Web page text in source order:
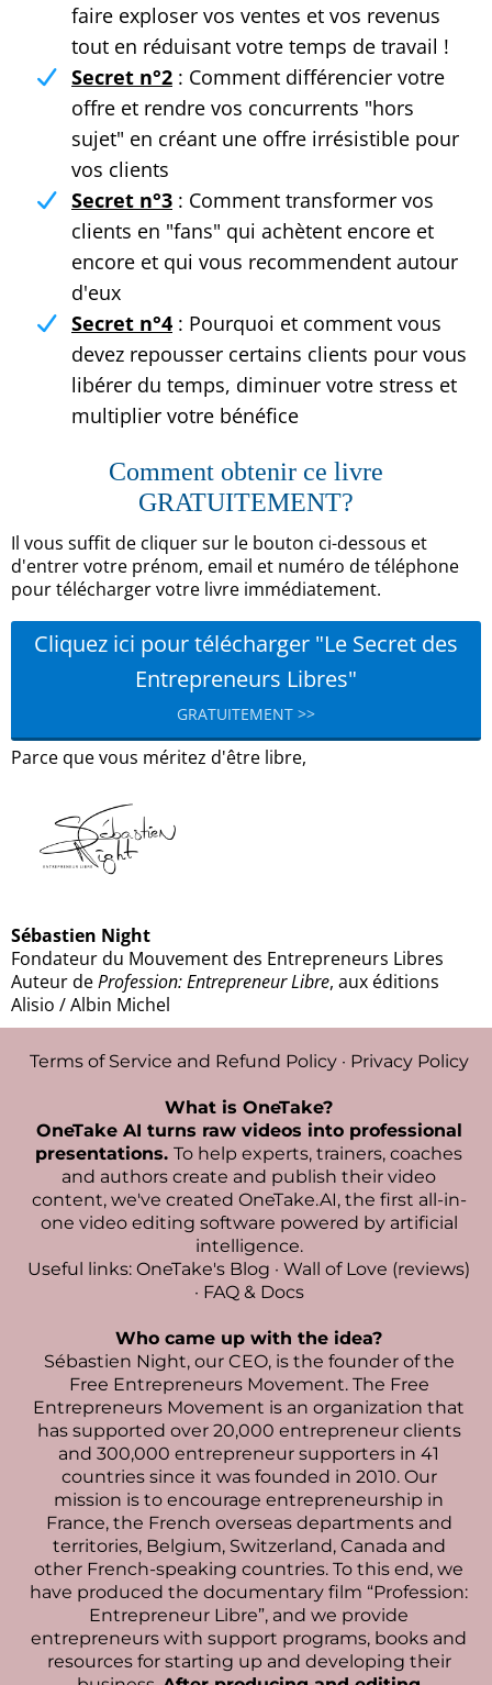
faire exploser vos ventes et vos revenus
tout en réduisant votre temps de travail !
Secret n°2 : Comment différencier votre
offre et rendre vos concurrents "hors
sujet" en créant une offre irrésistible pour
vos clients
Secret n°3 : Comment transformer vos
clients en "fans" qui achètent encore et
encore et qui vous recommendent autour
d'eux
Secret n°4 : Pourquoi et comment vous
devez repousser certains clients pour vous
libérer du temps, diminuer votre stress et
multiplier votre bénéfice
Comment obtenir ce livre
GRATUITEMENT?
Il vous suffit de cliquer sur le bouton ci-dessous et
d'entrer votre prénom, email et numéro de téléphone
pour télécharger votre livre immédiatement.
Cliquez ici pour télécharger "Le Secret des
Entrepreneurs Libres"
GRATUITEMENT >>
Parce que vous méritez d'être libre,
Sébastien Night
Fondateur du Mouvement des Entrepreneurs Libres
Auteur deProfession: Entrepreneur Libre, aux éditions
Alisio / Albin Michel
Terms of Service and Refund Policy· Privacy Policy
What is OneTake?
OneTake AI turns raw videos into professional
presentations. To help experts, trainers, coaches
and authors create and publish their video
content, we've created OneTake.AI, the first all-in-
one video editing software powered by artificial
intelligence.
Useful links: OneTake's Blog · Wall of Love (reviews)
· FAQ & Docs
Who came up with the idea?
Sébastien Night, our CEO, is the founder of the
Free Entrepreneurs Movement. The Free
Entrepreneurs Movement is an organization that
has supported over 20,000 entrepreneur clients
and 300,000 entrepreneur supporters in 41
countries since it was founded in 2010. Our
mission is to encourage entrepreneurship in
France, the French overseas departments and
territories, Belgium, Switzerland, Canada and
other French-speaking countries. To this end, we
have produced the documentary film “Profession:
Entrepreneur Libre”, and we provide
entrepreneurs with support programs, books and
resources for starting up and developing their